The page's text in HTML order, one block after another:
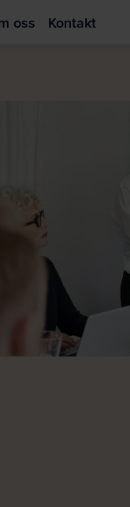
oss Kontakt